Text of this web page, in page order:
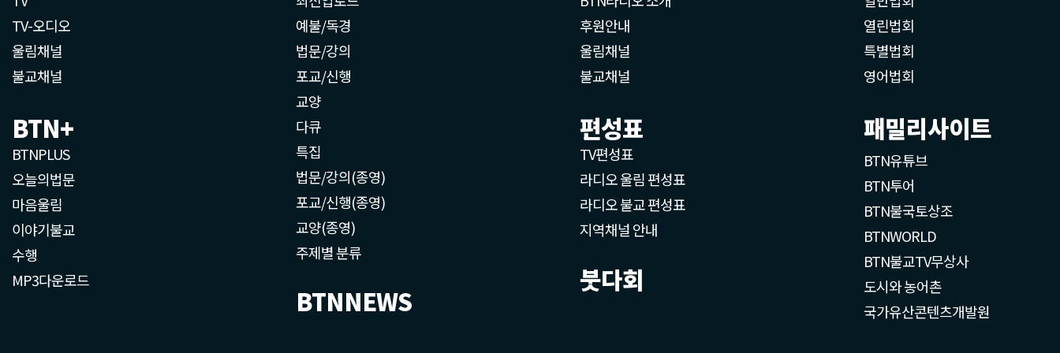
TV-오디오
울림채널
불교채널
BTN+
BTNPLUS
오늘의법문
마음울림
이야기불교
수행
MP3다운로드
예불/독경
법문/강의
포교/신행
교양
다큐
특집
법문/강의(종영)
포교/신행(종영)
교양(종영)
주제별 분류
BTNNEWS
후원안내
울림채널
불교채널
편성표
TV편성표
라디오 울림 편성표
라디오 불교 편성표
지역채널 안내
붓다회
열린법회
특별법회
영어법회
패밀리사이트
BTN유튜브
BTN투어
BTN불국토상조
BTNWORLD
BTN불교TV무상사
도시와 농어촌
국가유산콘텐츠개발원